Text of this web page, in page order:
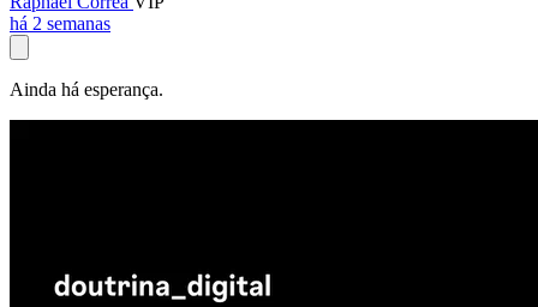
há 2 semanas
Ainda há esperança.